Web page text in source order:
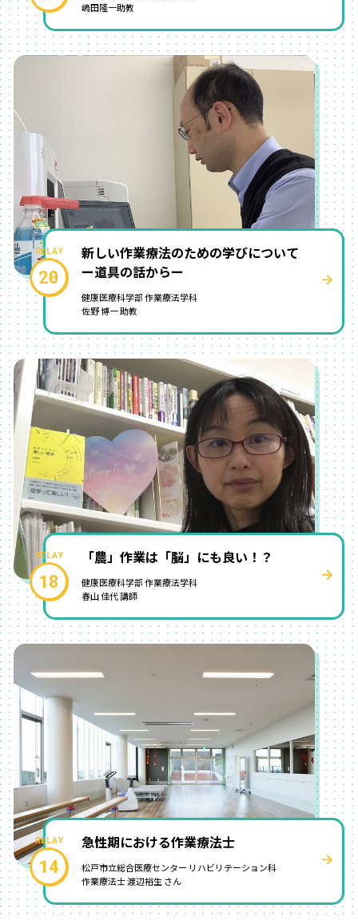
嶋田隆一助教
20
新しい作業療法のための学びについて
ー道具の話からー
健康医療科学部 作業療法学科
佐野 博一 助教
18
「農」作業は「脳」にも良い！？
健康医療科学部 作業療法学科
春山 佳代 講師
14
急性期における作業療法士
松戸市立総合医療センター リハビリテーション科
作業療法士 渡辺裕生 さん